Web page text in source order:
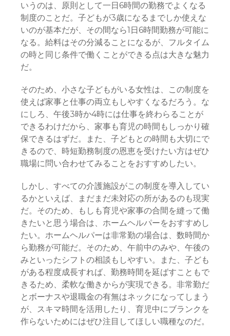
いうのは、原則として一日6時間の勤務でよくなる
制度のことだ。子どもが3歳になるまでしか使えな
いのが基本だが、その間なら1日6時間勤務が可能に
なる。給料はその分減ることになるが、フルタイム
の時と同じ条件で働くことができる点は大きな魅力
だ。
そのため、小さな子どもがいる女性は、この制度を
使えば家事と仕事の両立もしやすくなるだろう。な
にしろ、午後3時か4時には仕事を終わらることが
できるわけだから、家事も育児の時間もしっかり確
保できるはずだ。また、子どもとの時間も大切にで
きるので、時短勤務制度の恩恵を受けたい方はぜひ
職場に問い合わせてみることをおすすめしたい。
しかし、すべての介護施設がこの制度を導入してい
るかといえば、まだまだ未対応の所があるのも現実
だ。そのため、もしも育児や家事の合間を縫って働
きたいと思う場合は、ホームヘルパーをおすすめし
たい。ホームヘルパーは非常勤の場合は、数時間か
ら勤務が可能だ。そのため、午前中のみや、午後の
みといったシフトの相談もしやすい。また、子ども
がある程度成長すれば、勤務時間を延ばすこともで
きるため、柔軟な働きからが実現できる。非常勤だ
とボーナスや退職金の有無はネックになってしまう
が、スキマ時間を活用したり、育児中にブランクを
作らないためにはぜひ注目してほしい職種なのだ。